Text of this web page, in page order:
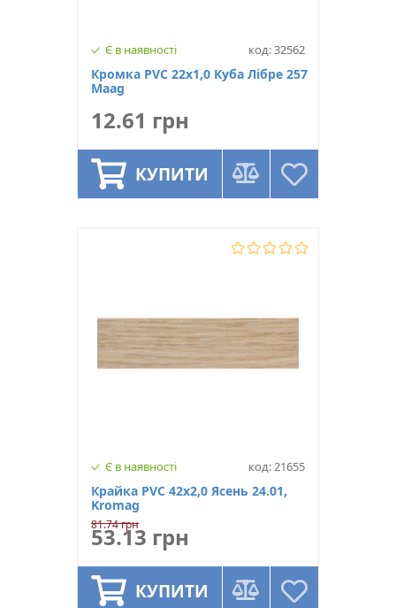
Є в наявності код: 32562
Кромка PVC 22х1,0 Куба Лiбре 257
Maag
12.61 грн
КУПИТИ
Є в наявності код: 21655
Крайка PVC 42х2,0 Ясень 24.01,
Kromag
81.74 грн
53.13 грн
КУПИТИ